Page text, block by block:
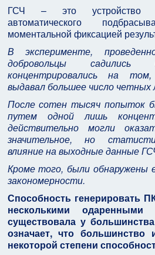
ГСЧ – это устройство
автоматического
моментальной фиксацией
В эксперименте,
добровольцы
концентрировались на
выдавал большее число четных
После сотен тысяч попыток
путем одной лишь
действительно могли
значительное, но
влияние на выходные данные
Кроме того, были
закономерности.
Способность генерировать
несколькими одаренными
существовала у
означает, что большинство
некоторой степени